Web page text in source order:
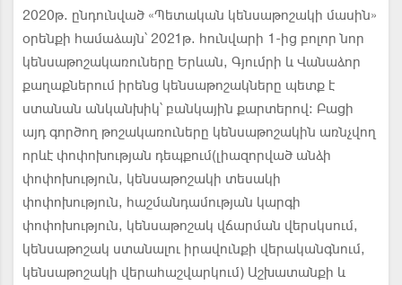
2020թ. ընդունված «Պետական կենսաթոշակի մասին»
օրենքի համաձայն՝ 2021թ. հունվարի 1-ից բոլոր նոր
կենսաթոշակառուները Երևան, Գյումրի և Վանաձոր
քաղաքներում իրենց կենսաթոշակները պետք է
ստանան անկանխիկ՝ բանկային քարտերով: Բացի
այդ գործող թոշակառուները կենսաթոշակին առնչվող
որևէ փոփոխության դեպքում(լիազորված անձի
փոփոխություն, կենսաթոշակի տեսակի
փոփոխություն, հաշմանդամության կարգի
փոփոխություն, կենսաթոշակ վճարման վերսկսում,
կենսաթոշակ ստանալու իրավունքի վերականգնում,
կենսաթոշակի վերահաշվարկում) Աշխատանքի և